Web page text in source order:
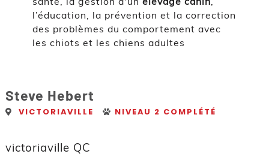
Steve Hebert
VICTORIAVILLE NIVEAU 2 COMPLÉTÉ
victoriaville QC
l’éducation, la prévention et la correction
des problèmes du comportement avec
les chiots et les chiens adultes